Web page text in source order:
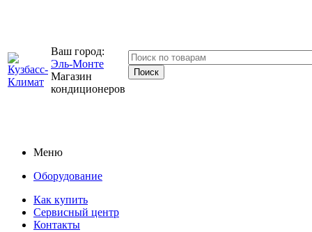
Ваш город:
Эль-Монте
Магазин
кондиционеров
Меню
Оборудование
Как купить
Сервисный центр
Контакты